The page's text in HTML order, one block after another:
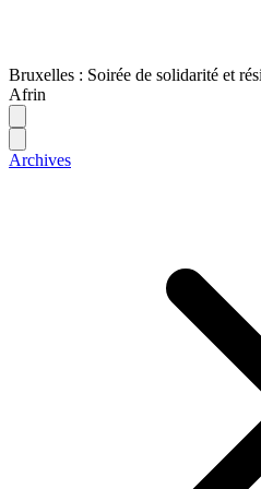
Bruxelles : Soirée de solidarité et
Afrin
Archives